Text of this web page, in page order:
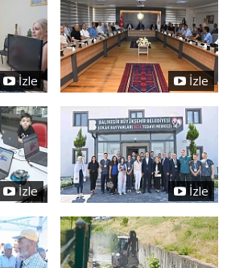
İzle İzle
İzle İzle